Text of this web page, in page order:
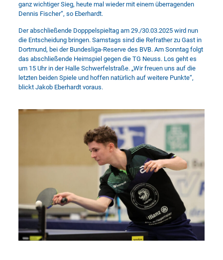
ganz wichtiger Sieg, heute mal wieder mit einem überragenden
Dennis Fischer“, so Eberhardt.
Der abschließende Dopppelspieltag am 29./30.03.2025 wird nun
die Entscheidung bringen. Samstags sind die Refrather zu Gast in
Dortmund, bei der Bundesliga-Reserve des BVB. Am Sonntag folgt
das abschließende Heimspiel gegen die TG Neuss. Los geht es
um 15 Uhr in der Halle Schwerfelstraße. „Wir freuen uns auf die
letzten beiden Spiele und hoffen natürlich auf weitere Punkte“,
blickt Jakob Eberhardt voraus.